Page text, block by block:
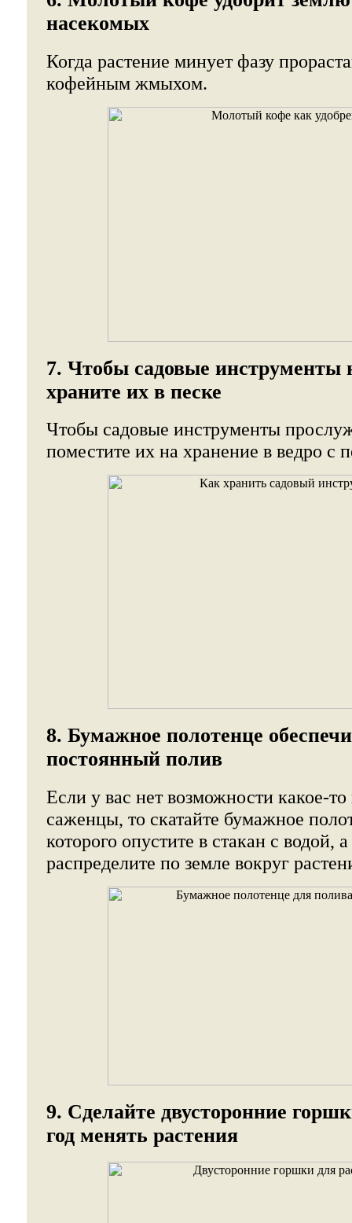
насекомых
Когда растение минует фазу
кофейным жмыхом.
7. Чтобы садовые инструменты
храните их в песке
Чтобы садовые инструменты
поместите их на хранение в ведро с
8. Бумажное полотенце
постоянный полив
Если у вас нет возможности какое-
саженцы, то скатайте бумажное
которого опустите в стакан с водой,
распределите по земле вокруг
9. Сделайте двусторонние
год менять растения